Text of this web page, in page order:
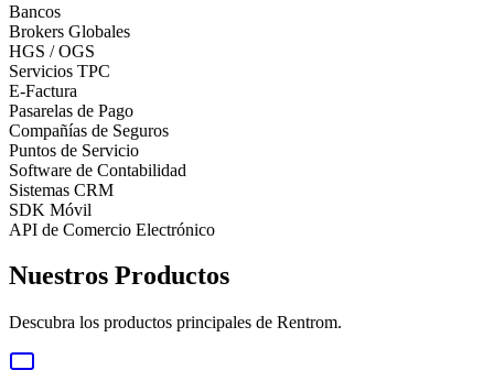
Bancos
Brokers Globales
HGS / OGS
Servicios TPC
E-Factura
Pasarelas de Pago
Compañías de Seguros
Puntos de Servicio
Software de Contabilidad
Sistemas CRM
SDK Móvil
API de Comercio Electrónico
Nuestros Productos
Descubra los productos principales de Rentrom.